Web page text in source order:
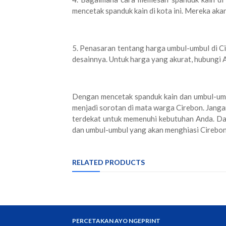
mencetak spanduk kain di kota ini. Mereka
5. Penasaran tentang harga umbul-umbul di
desainnya. Untuk harga yang akurat, hubungi
Dengan mencetak spanduk kain dan umbul-
menjadi sorotan di mata warga Cirebon.
terdekat untuk memenuhi kebutuhan Anda.
dan umbul-umbul yang akan menghiasi
RELATED PRODUCTS
PERCETAKAN AYO NGEPRINT